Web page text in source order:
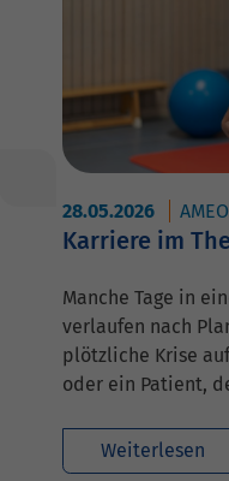
28.05.2026
Karriere im
Manche Tage in
verlaufen nach
plötzliche Krise
oder ein Patient,
Weiterlesen